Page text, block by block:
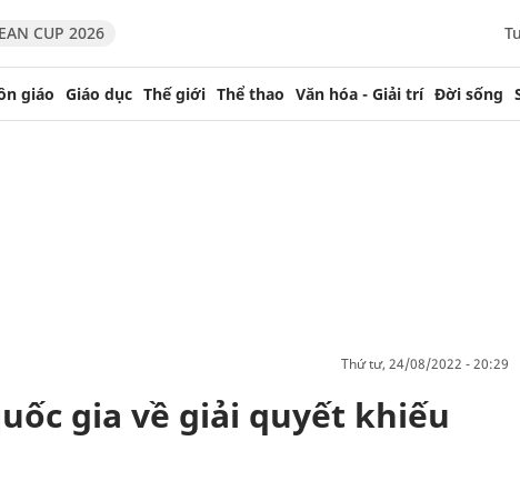
CUP 2026
giáo Giáo dục Thế giới Thể thao Văn hóa - Giải trí Đời sống
thứ tư, 24/08/2022 - 20:29
gia về giải quyết khiếu